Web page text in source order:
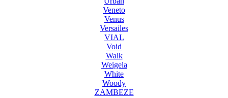
Veneto
Venus
Versailes
VIAL
Void
Walk
Weigela
White
Woody
ZAMBEZE